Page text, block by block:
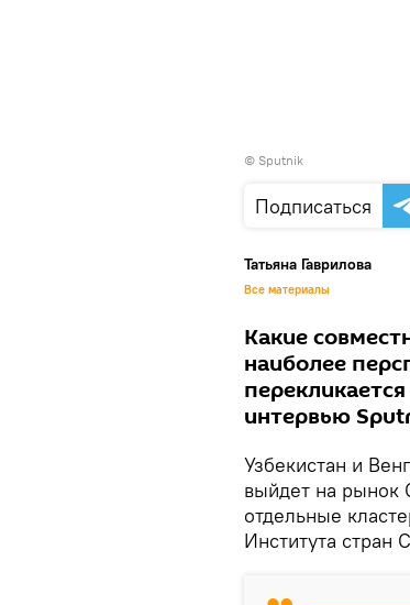
© Sputnik
Подписаться
Татьяна Гаврилова
Все материалы
Какие
наиболее
интервью
Узбекистан и
выйдет на рынок
отдельные
Института стран